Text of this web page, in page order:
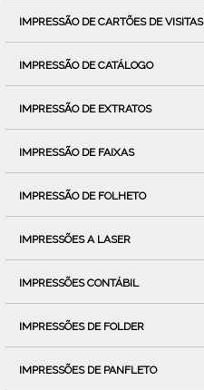
IMPRESSÃO DE CARTÕES DE VISITAS
IMPRESSÃO DE CATÁLOGO
IMPRESSÃO DE EXTRATOS
IMPRESSÃO DE FAIXAS
IMPRESSÃO DE FOLHETO
IMPRESSÕES A LASER
IMPRESSÕES CONTÁBIL
IMPRESSÕES DE FOLDER
IMPRESSÕES DE PANFLETO